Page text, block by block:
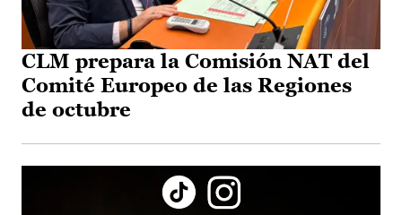
CLM prepara la Comisión NAT del
Comité Europeo de las Regiones
de octubre